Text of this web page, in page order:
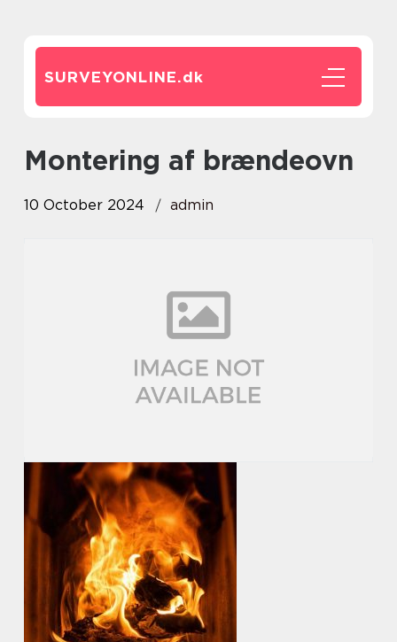
SURVEYONLINE.dk
montering af brændeovn
10 October 2024 admin